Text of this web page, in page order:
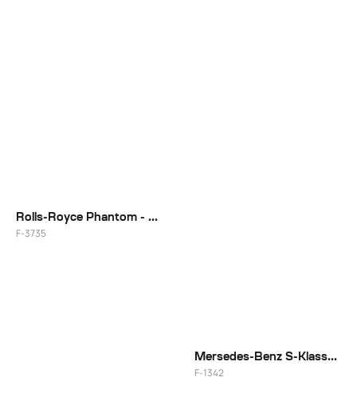
Rolls-Royce Phantom - Gloss Black With Machined Face
F-3735
Mersedes-Benz S-Klasse S63
F-1342